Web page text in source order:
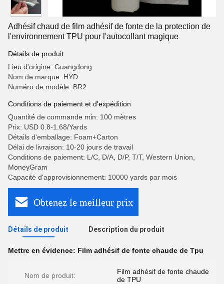
Adhésif chaud de film adhésif de fonte de la protection de
l'environnement TPU pour l'autocollant magique
Détails de produit
Lieu d'origine: Guangdong
Nom de marque: HYD
Numéro de modèle: BR2
Conditions de paiement et d'expédition
Quantité de commande min: 100 mètres
Prix: USD 0.8-1.68/Yards
Détails d'emballage: Foam+Carton
Délai de livraison: 10-20 jours de travail
Conditions de paiement: L/C, D/A, D/P, T/T, Western Union,
MoneyGram
Capacité d'approvisionnement: 10000 yards par mois
Obtenez le meilleur prix
Détails de produit Description du produit
Mettre en évidence: Film adhésif de fonte chaude de Tpu
Nom de produit:
Film adhésif de fonte chaude
de TPU